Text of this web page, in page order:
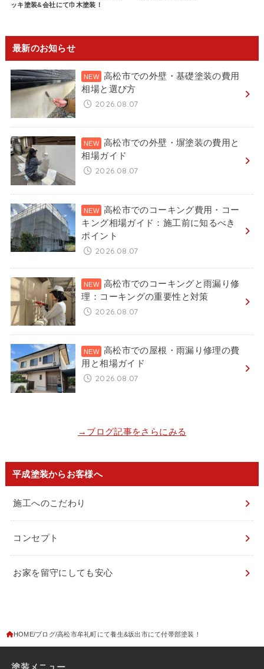
ッキ塗装&会社にて巾木塗装！
最新のお知らせ
高松市での外壁・基礎塗装の費用
相場と選び方
2026.08.07
高松市での外壁・塀塗装の費用と
相場ガイド
2026.08.07
高松市でのコーキング費用・コー
キング相場ガイド：施工前に知るべき
ポイント
2026.08.07
高松市でのコーキングと雨漏り修
理：コーキングの重要性と対策
2026.08.07
高松市での屋根・雨漏り修理の費
用と相場ガイド
2026.08.07
→ブログ記事をさらにみる
平成塗装からお客様へ
施工へのこだわり
コンセプト
お家を留守にしても安心
HOME ブログ 高松市牟礼町にて養生&坂出市にて付帯部塗装！
塗装メニュー